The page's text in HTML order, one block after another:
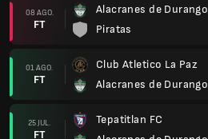
08 AGO.
FT
Alacranes de Durango
Piratas
01 AGO.
FT
Club Atletico La Paz
Alacranes de Durango
25 JUL.
FT
Tepatitlan FC